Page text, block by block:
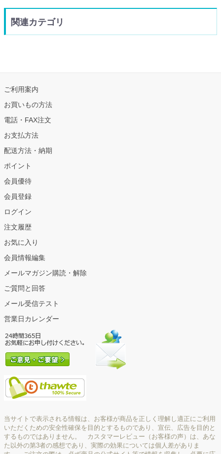
関連カテゴリ
ご利用案内
お買いもの方法
電話・FAX注文
お支払方法
配送方法・納期
ポイント
会員優待
会員登録
ログイン
注文履歴
お気に入り
会員情報編集
メールマガジン購読・解除
ご質問と回答
メール受信テスト
営業日カレンダー
当サイトで表示される情報は、お客様が商品を正しく理解し適正にご利用
いただくための安全性確保を目的とするものであり、宣伝、広告を目的と
するものではありません。 カスタマーレビュー（お客様の声）は、あな
た以外の第3者の感想であり、実際の効果については個人差がありま